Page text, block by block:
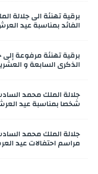
برقية تهنئة الى جلالة
الفائد بمناسبة عيد
برقية تهنئة مرفوعة
الذكرى السابعة و
شخصا بمناسبة عيد
جلالة الملك محمد
مراسم احتفالات عيد